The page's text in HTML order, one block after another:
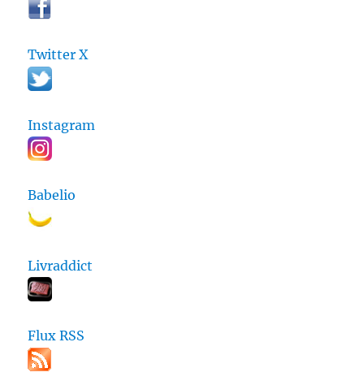
Twitter X
Instagram
Babelio
Livraddict
Flux RSS